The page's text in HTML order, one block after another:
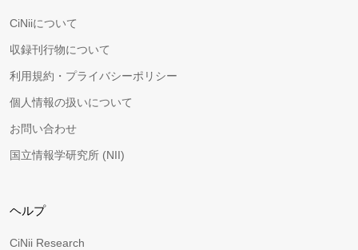
CiNiiについて
収録刊行物について
利用規約・プライバシーポリシー
個人情報の扱いについて
お問い合わせ
国立情報学研究所 (NII)
ヘルプ
CiNii Research